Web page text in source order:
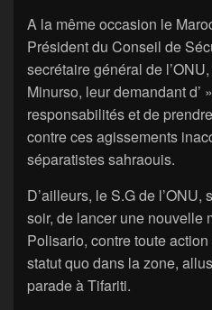
A la même occasion le
Président du Conseil de
secrétaire général de
Minurso, leur demandant d’
responsabilités et de
contre ces agissements
séparatistes sahraouis.
D’ailleurs, le S.G de l’ONU,
soir, de lancer une nouvelle
Polisario, contre toute
statut quo dans la zone,
parade à Tifariti.